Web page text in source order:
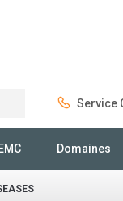
Service
Domaines